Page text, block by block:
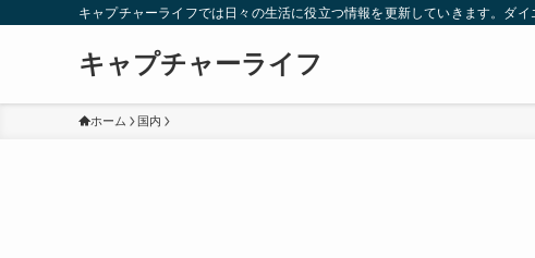
キャプチャーライフでは日々の生活に役立つ情報を更新していきます。ダ
キャプチャーライフ
ホーム 国内